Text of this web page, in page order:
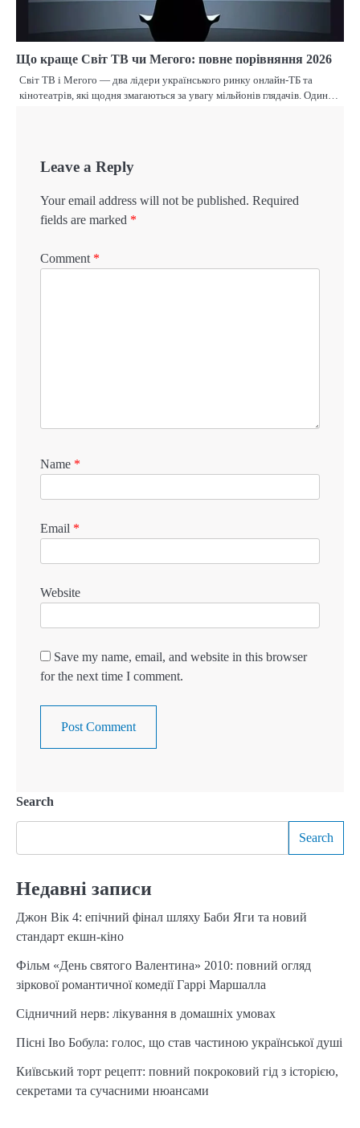
Що краще Світ ТВ чи Мегого: повне порівняння 2026
Світ ТВ і Мегого — два лідери українського ринку онлайн-ТБ та
кінотеатрів, які щодня змагаються за увагу мільйонів глядачів. Один…
Leave a Reply
Your email address will not be published. Required
fields are marked *
Comment *
Name *
Email *
Website
Save my name, email, and website in this browser
for the next time I comment.
Search
Search
Недавні записи
Джон Вік 4: епічний фінал шляху Баби Яги та новий
стандарт екшн-кіно
Фільм «День святого Валентина» 2010: повний огляд
зіркової романтичної комедії Гаррі Маршалла
Сідничний нерв: лікування в домашніх умовах
Пісні Іво Бобула: голос, що став частиною української душі
Київський торт рецепт: повний покроковий гід з історією,
секретами та сучасними нюансами